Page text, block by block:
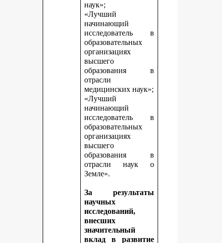
наук»;
«Лучший
начинающий
исследователь в
образовательных
организациях
высшего
образования в
отрасли
медицинских наук»;
«Лучший
начинающий
исследователь в
образовательных
организациях
высшего
образования в
отрасли наук о
Земле».
За результаты
научных
исследований,
внесших
значительный
вклад в развитие